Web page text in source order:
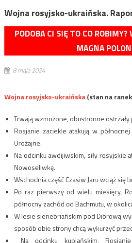
Wojna rosyjsko-ukraińska.
PODOBA CI SIĘ TO CO ROBIMY?
MAGNA
8 maja 2024
Wojna rosyjsko-ukraińska(stan na
Trwają wzmożone, obustronne ostrzały
Rosjanie zaciekle atakują w
Urożajne.
Na odcinku awdijiwskim, siły rosyjskie
Nowoseliwkę.
Wschodnia część Czasiw Jaru wciąż się
Po raz pierwszy od wielu miesięcy,
północny zachód od Bachmutu, w
W lesie sieriebriańskim pod Dibrową
sposób obie strony chcą wykurzyć
Na odcinku kupiańskim,